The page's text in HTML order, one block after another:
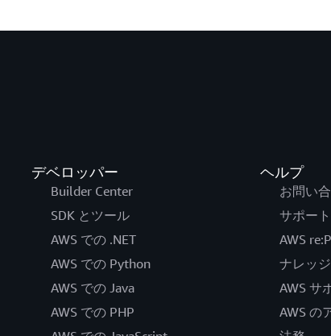
デベロッパー
Builder Center
SDK とツール
AWS での .NET
AWS での Python
AWS での Java
AWS での PHP
ヘルプ
お問い
サポー
AWS
ナレッ
AWS サ
AWS の